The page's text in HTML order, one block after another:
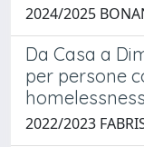
2024/2025
Da Casa a
per persone
homelessness
2022/2023